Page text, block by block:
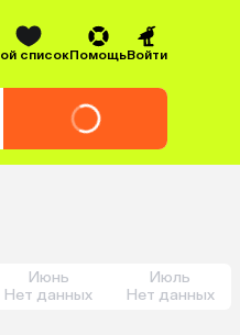
списокПомощьВойти
Июнь
Нет данных
Июль
Нет данных